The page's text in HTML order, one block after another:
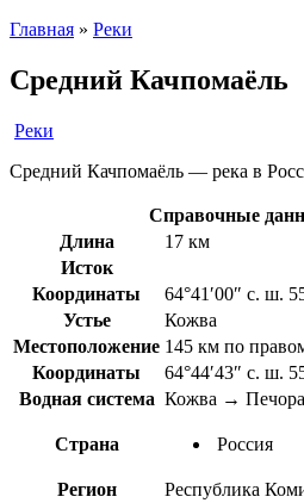
Главная » Реки
Средний Качпомаёль
Реки
Средний Качпомаёль — река в
Справочные
Длина
17 км
Исток
Координаты
64°41′00″ с. ш.
Устье
Кожва
Местоположение 145 км по
Координаты
64°44′43″ с. ш.
Водная система Кожва →
Страна Россия
Регион
Республика